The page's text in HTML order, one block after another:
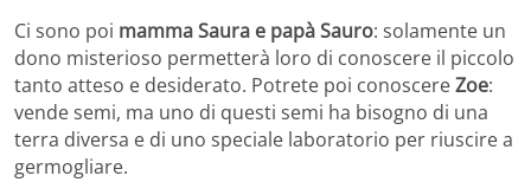
Ci sono poi mamma Saura e papà Sauro: solamente un
dono misterioso permetterà loro di conoscere il piccolo
tanto atteso e desiderato. Potrete poi conoscereZoe:
vende semi, ma uno di questi semi ha bisogno di una
terra diversa e di uno speciale laboratorio per riuscire a
germogliare.